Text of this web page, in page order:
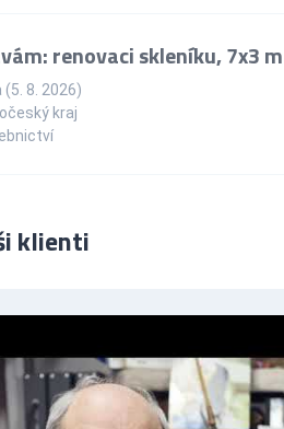
renovaci skleníku, 7x3 m
(5. 8. 2026)
kraj
klienti